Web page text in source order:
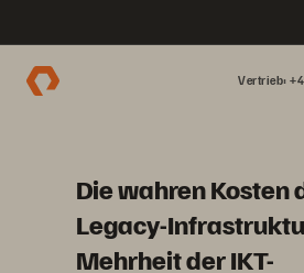
Vertrieb:
Die wahren Kosten
Legacy-
Mehrheit der IKT-